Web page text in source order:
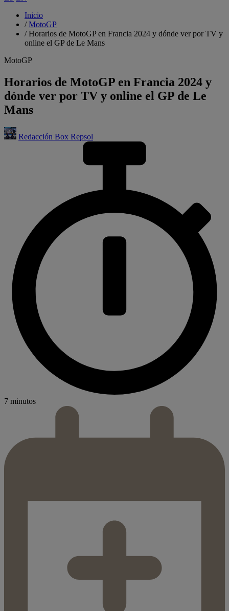
Inicio
/MotoGP
/Horarios de MotoGP en Francia 2024 y dónde ver por TV y
online el GP de Le Mans
MotoGP
Horarios de MotoGP en Francia 2024 y
dónde ver por TV y online el GP de Le
Mans
Redacción Box Repsol
7 minutos